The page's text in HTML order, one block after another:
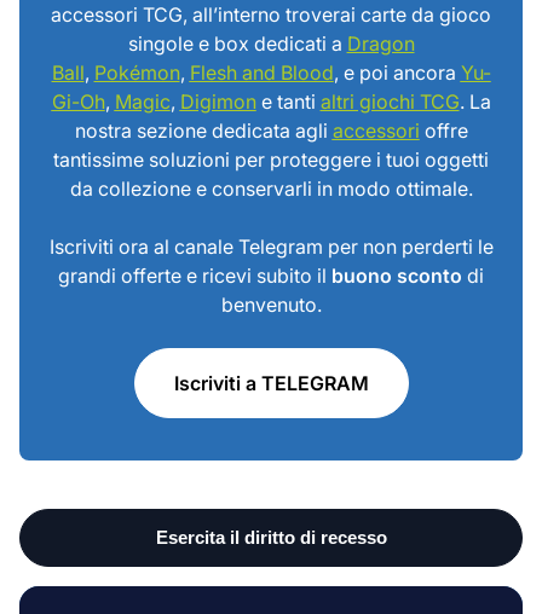
accessori TCG, all’interno troverai carte da gioco
singole e box dedicati a Dragon
Ball, Pokémon, Flesh and Blood, e poi ancora Yu-
Gi-Oh, Magic, Digimone tanti altri giochi TCG. La
nostra sezione dedicata agli accessori offre
tantissime soluzioni per proteggere i tuoi oggetti
da collezione e conservarli in modo ottimale.
Iscriviti ora al canale Telegram per non perderti le
grandi offerte e ricevi subito il buono sconto di
benvenuto.
Iscriviti a TELEGRAM